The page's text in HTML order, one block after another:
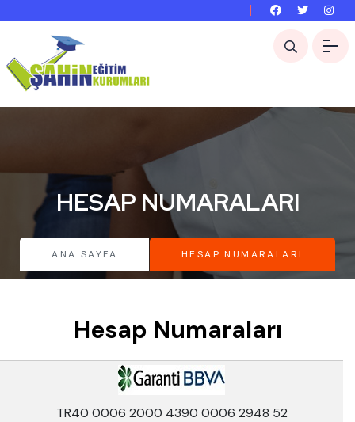
HESAP NUMARALARI
ANA SAYFA HESAP NUMARALARI
Hesap Numaraları
TR40 0006 2000 4390 0006 2948 52